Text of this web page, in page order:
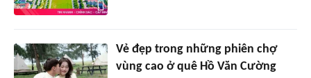
Vẻ đẹp trong những phiên chợ
vùng cao ở quê Hồ Văn Cường